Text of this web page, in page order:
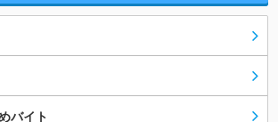
バイト